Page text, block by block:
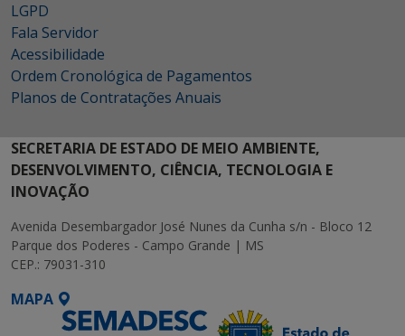
LGPD
Fala Servidor
Acessibilidade
Ordem Cronológica de Pagamentos
Planos de Contratações Anuais
SECRETARIA DE ESTADO DE MEIO AMBIENTE,
DESENVOLVIMENTO, CIÊNCIA, TECNOLOGIA E
INOVAÇÃO
Avenida Desembargador José Nunes da Cunha s/n - Bloco 12
Parque dos Poderes - Campo Grande | MS
CEP.: 79031-310
MAPA